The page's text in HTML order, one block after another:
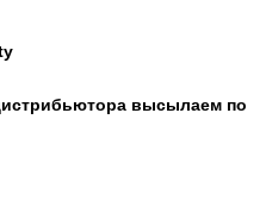
высылаем по